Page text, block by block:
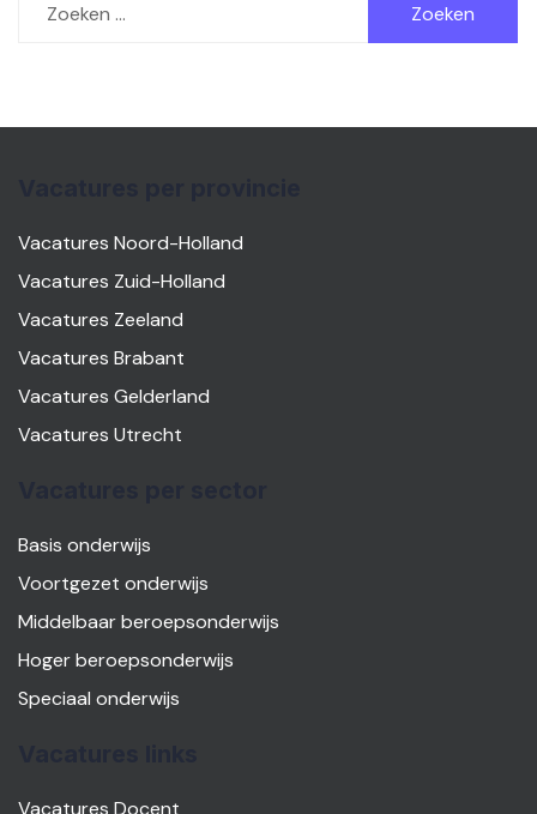
naar:
Vacatures Noord-Holland
Vacatures Zuid-Holland
Vacatures Zeeland
Vacatures Brabant
Vacatures Gelderland
Vacatures Utrecht
Basis onderwijs
Voortgezet onderwijs
Middelbaar beroepsonderwijs
Hoger beroepsonderwijs
Speciaal onderwijs
Vacatures Docent